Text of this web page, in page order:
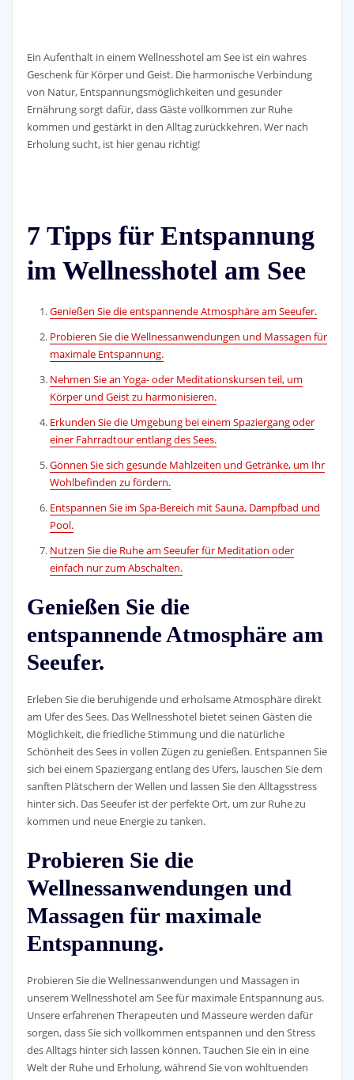
Ein Aufenthalt in einem Wellnesshotel am See ist ein wahres
Geschenk für Körper und Geist. Die harmonische Verbindung
von Natur, Entspannungsmöglichkeiten und gesunder
Ernährung sorgt dafür, dass Gäste vollkommen zur Ruhe
kommen und gestärkt in den Alltag zurückkehren. Wer nach
Erholung sucht, ist hier genau richtig!
7 Tipps für Entspannung
im Wellnesshotel am See
Genießen Sie die entspannende Atmosphäre am Seeufer.
Probieren Sie die Wellnessanwendungen und Massagen für
maximale Entspannung.
Nehmen Sie an Yoga- oder Meditationskursen teil, um
Körper und Geist zu harmonisieren.
Erkunden Sie die Umgebung bei einem Spaziergang oder
einer Fahrradtour entlang des Sees.
Gönnen Sie sich gesunde Mahlzeiten und Getränke, um Ihr
Wohlbefinden zu fördern.
Entspannen Sie im Spa-Bereich mit Sauna, Dampfbad und
Pool.
Nutzen Sie die Ruhe am Seeufer für Meditation oder
einfach nur zum Abschalten.
Genießen Sie die
entspannende Atmosphäre am
Seeufer.
Erleben Sie die beruhigende und erholsame Atmosphäre direkt
am Ufer des Sees. Das Wellnesshotel bietet seinen Gästen die
Möglichkeit, die friedliche Stimmung und die natürliche
Schönheit des Sees in vollen Zügen zu genießen. Entspannen Sie
sich bei einem Spaziergang entlang des Ufers, lauschen Sie dem
sanften Plätschern der Wellen und lassen Sie den Alltagsstress
hinter sich. Das Seeufer ist der perfekte Ort, um zur Ruhe zu
kommen und neue Energie zu tanken.
Probieren Sie die
Wellnessanwendungen und
Massagen für maximale
Entspannung.
Probieren Sie die Wellnessanwendungen und Massagen in
unserem Wellnesshotel am See für maximale Entspannung aus.
Unsere erfahrenen Therapeuten und Masseure werden dafür
sorgen, dass Sie sich vollkommen entspannen und den Stress
des Alltags hinter sich lassen können. Tauchen Sie ein in eine
Welt der Ruhe und Erholung, während Sie von wohltuenden